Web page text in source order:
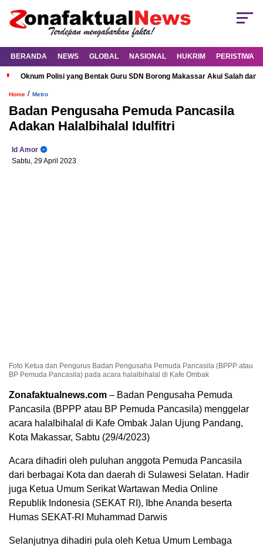
BERANDA NEWS GLOBAL NASIONAL HUKRIM PERISTIWA
Oknum Polisi yang Bentak Guru SDN Borong Makassar Akui Salah dan
Home / Metro
Badan Pengusaha Pemuda Pancasila
Adakan Halalbihalal Idulfitri
Id Amor
Sabtu, 29 April 2023
Foto Ketua dan Pengurus Badan Pengusaha Pemuda Pancasila (BPPP atau
BP Pemuda Pancasila) pada acara halalbihalal di Kafe Ombak
Zonafaktualnews.com – Badan Pengusaha Pemuda
Pancasila (BPPP atau BP Pemuda Pancasila) menggelar
acara halalbihalal di Kafe Ombak Jalan Ujung Pandang,
Kota Makassar, Sabtu (29/4/2023)
Acara dihadiri oleh puluhan anggota Pemuda Pancasila
dari berbagai Kota dan daerah di Sulawesi Selatan. Hadir
juga Ketua Umum Serikat Wartawan Media Online
Republik Indonesia (SEKAT RI), Ibhe Ananda beserta
Humas SEKAT-RI Muhammad Darwis
Selanjutnya dihadiri pula oleh Ketua Umum Lembaga